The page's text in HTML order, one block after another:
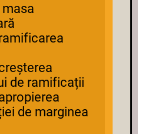
de ramificații
de marginea